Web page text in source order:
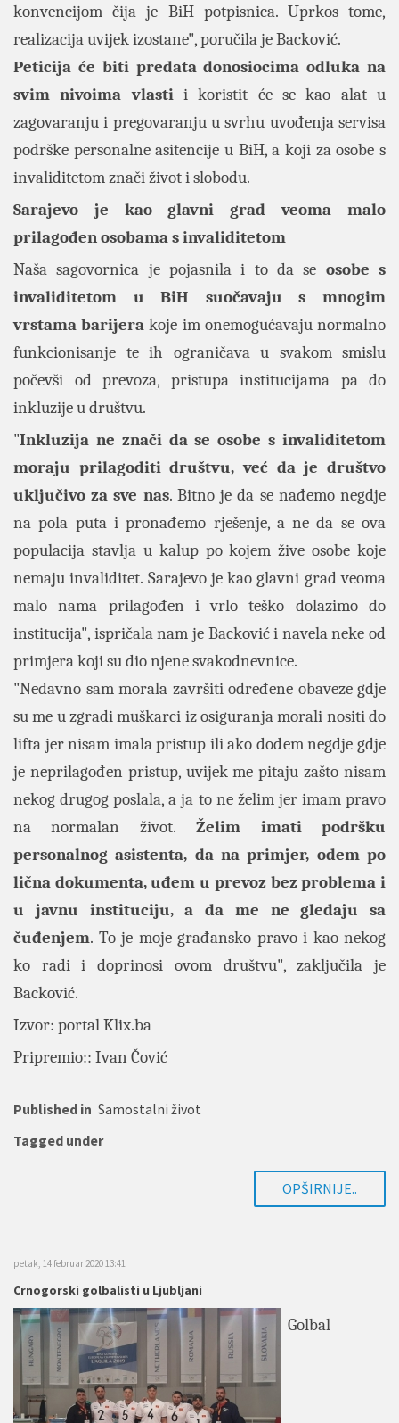
konvencijom čija je BiH potpisnica. Uprkos tome,
realizacija uvijek izostane", poručila je Backović.
Peticija će biti predata donosiocima odluka na
svim nivoima vlasti i koristit će se kao alat u
zagovaranju i pregovaranju u svrhu uvođenja servisa
podrške personalne asitencije u BiH, a koji za osobe s
invaliditetom znači život i slobodu.
Sarajevo je kao glavni grad veoma malo
prilagođen osobama s invaliditetom
Naša sagovornica je pojasnila i to da se osobe s
invaliditetom u BiH suočavaju s mnogim
vrstama barijera koje im onemogućavaju normalno
funkcionisanje te ih ograničava u svakom smislu
počevši od prevoza, pristupa institucijama pa do
inkluzije u društvu.
"Inkluzija ne znači da se osobe s invaliditetom
moraju prilagoditi društvu, već da je društvo
uključivo za sve nas. Bitno je da se nađemo negdje
na pola puta i pronađemo rješenje, a ne da se ova
populacija stavlja u kalup po kojem žive osobe koje
nemaju invaliditet. Sarajevo je kao glavni grad veoma
malo nama prilagođen i vrlo teško dolazimo do
institucija", ispričala nam je Backović i navela neke od
primjera koji su dio njene svakodnevnice.
"Nedavno sam morala završiti određene obaveze gdje
su me u zgradi muškarci iz osiguranja morali nositi do
lifta jer nisam imala pristup ili ako dođem negdje gdje
je neprilagođen pristup, uvijek me pitaju zašto nisam
nekog drugog poslala, a ja to ne želim jer imam pravo
na normalan život.Želim imati podršku
personalnog asistenta, da na primjer, odem po
lična dokumenta, uđem u prevoz bez problema i
u javnu instituciju, a da me ne gledaju sa
čuđenjem. To je moje građansko pravo i kao nekog
ko radi i doprinosi ovom društvu", zaključila je
Backović.
Izvor: portal Klix.ba
Pripremio:: Ivan Čović
Published in Samostalni život
Tagged under
OPŠIRNIJE..
petak, 14 februar 2020 13:41
Crnogorski golbalisti u Ljubljani
Golbal